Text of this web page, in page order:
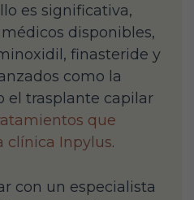
es significativa,
disponibles,
finasteride y
como la
el trasplante capilar
que
clínica Inpylus.
con un especialista